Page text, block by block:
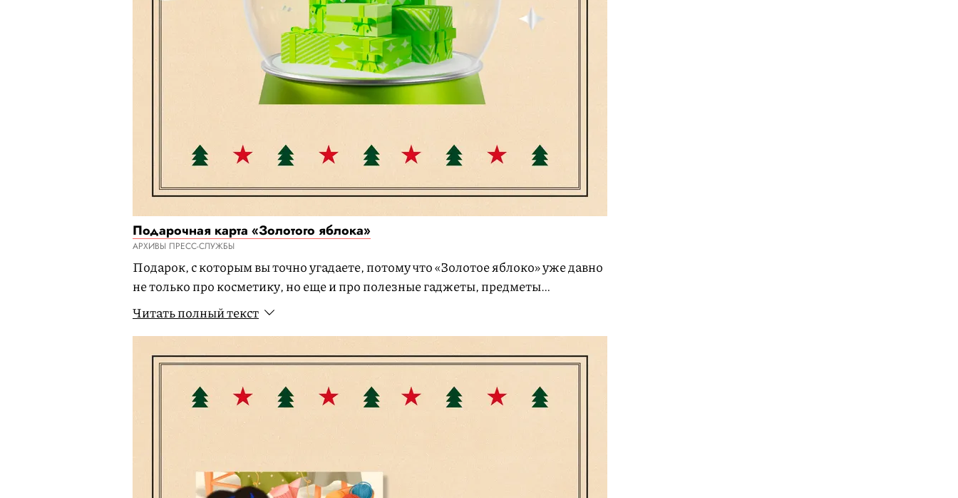
Подарочная карта «Золотого яблока»
АРХИВЫ ПРЕСС-СЛУЖБЫ
Подарок, с которым вы точно угадаете, потому что «Золотое яблоко» уже давно
не только про косметику, но еще и про полезные гаджеты, предметы
интерьера, sexual wellness и многое другое. И главное, оформляется двумя
кликами.
Читать полный текст